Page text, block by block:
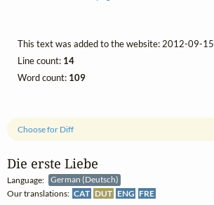
Die erste Liebe
Language:
German (Deutsch)
Our translations: CAT DUT ENG FRE
Choose for Diff
This text was added to the website: 2012-09-15
Line count: 14
Word count: 109